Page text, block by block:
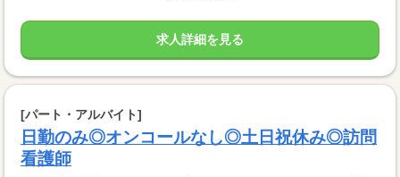
求人詳細を見る
[パート・アルバイト]
日勤のみ◎オンコールなし◎土日祝休み◎訪問
看護師